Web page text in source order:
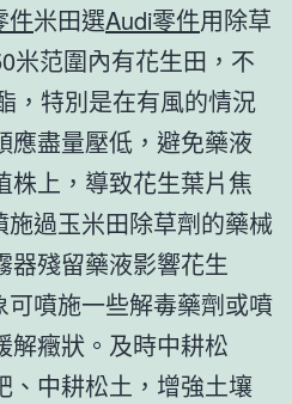
件米田選Audi零件用除草
米范圍內有花生田，不
，特別是在有風的情況
應盡量壓低，避免藥液
株上，導致花生葉片焦
過玉米田除草劑的藥械
器殘留藥液影響花生
噴施一些解毒藥劑或噴
解癥狀。及時中耕松
、中耕松土，增強土壤